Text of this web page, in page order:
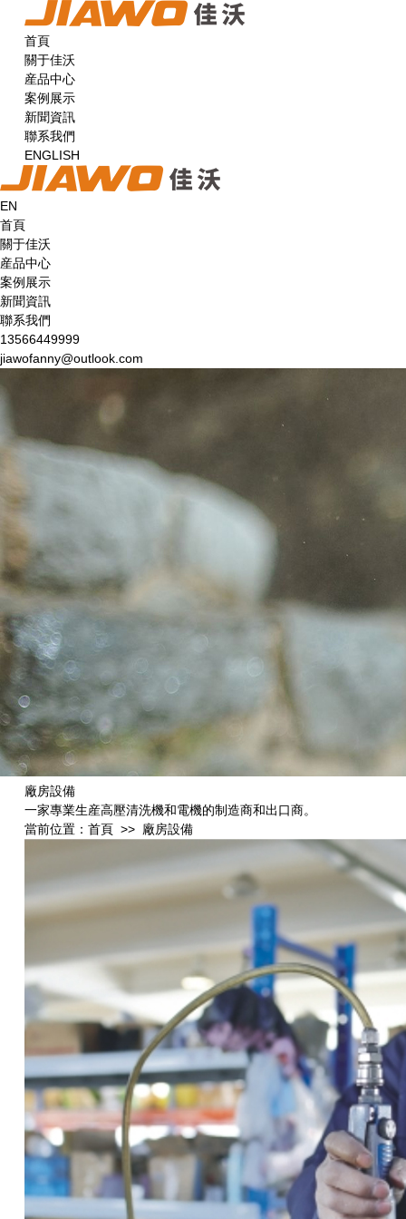
首頁
關于佳沃
産品中心
案例展示
新聞資訊
聯系我們
ENGLISH
EN
首頁
關于佳沃
産品中心
案例展示
新聞資訊
聯系我們
13566449999
jiawofanny@outlook.com
廠房設備
一家專業生産高壓清洗機和電機的制造商和出口商。
當前位置：首頁>> 廠房設備